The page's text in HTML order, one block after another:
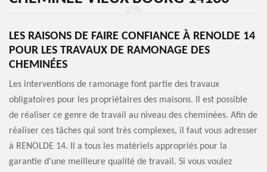
LES RAISONS DE FAIRE CONFIANCE À RENOLDE 14
POUR LES TRAVAUX DE RAMONAGE DES
CHEMINÉES
Les interventions de ramonage font partie des travaux
obligatoires pour les propriétaires des maisons. Il est possible
de réaliser ce genre de travail au niveau des cheminées. Afin de
réaliser ces tâches qui sont très complexes, il faut vous adresser
à RENOLDE 14. Il a tous les matériels appropriés pour la
garantie d'une meilleure qualité de travail. Si vous voulez